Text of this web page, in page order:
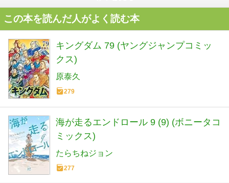
この本を読んだ人がよく読む本
キングダム 79 (ヤングジャンプコミッ
クス)
原泰久
279
海が走るエンドロール 9 (9) (ボニータコ
ミックス)
たらちねジョン
277